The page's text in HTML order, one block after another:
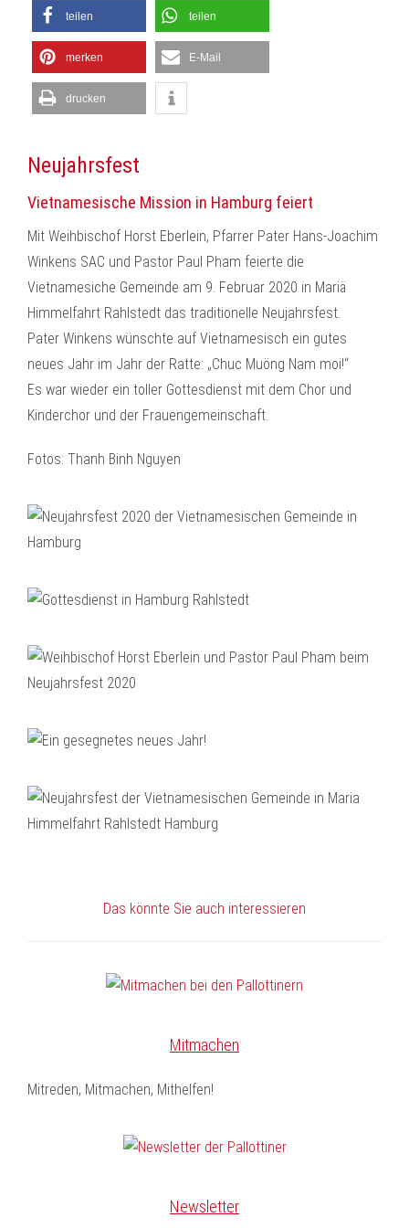
teilen teilen
merken E-Mail
drucken
Neujahrsfest
Vietnamesische Mission in Hamburg feiert
Mit Weihbischof Horst Eberlein, Pfarrer Pater Hans-Joachim
Winkens SAC und Pastor Paul Pham feierte die
Vietnamesiche Gemeinde am 9. Februar 2020 in Mariä
Himmelfahrt Rahlstedt das traditionelle Neujahrsfest.
Pater Winkens wünschte auf Vietnamesisch ein gutes
neues Jahr im Jahr der Ratte: „Chuc Muöng Nam moi!“
Es war wieder ein toller Gottesdienst mit dem Chor und
Kinderchor und der Frauengemeinschaft.
Fotos: Thanh Binh Nguyen
Das könnte Sie auch interessieren
Mitmachen
Mitreden, Mitmachen, Mithelfen!
Newsletter